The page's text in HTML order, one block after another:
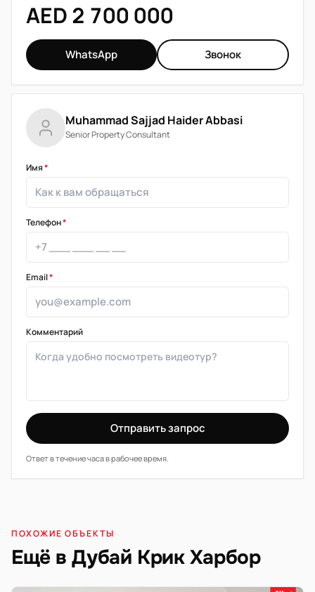
AED 2 700 000
WhatsApp Звонок
Muhammad Sajjad Haider Abbasi
Senior Property Consultant
Имя*
Телефон*
Email*
Комментарий
Отправить запрос
Ответ в течение часа в рабочее время.
ПОХОЖИЕ ОБЪЕКТЫ
Ещё в Дубай Крик Харбор